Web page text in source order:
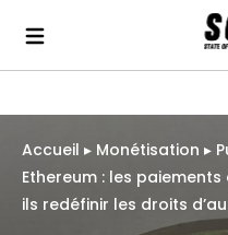
Accueil ▸ Monétisation ▸
Ethereum : les
ils redéfinir les droits